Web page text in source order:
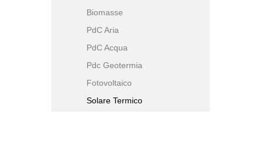
Biomasse
PdC Aria
PdC Acqua
Pdc Geotermia
Fotovoltaico
Solare Termico